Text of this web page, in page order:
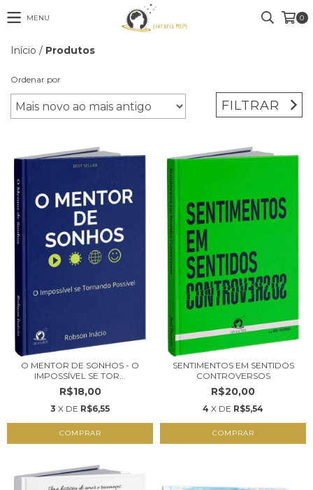
MENU 0
Início / Produtos
Ordenar por
FILTRAR
O MENTOR DE SONHOS - O
IMPOSSÍVEL SE TOR...
R$18,00
3 X DE R$6,55
COMPRAR
SENTIMENTOS EM SENTIDOS
CONTROVERSOS
R$20,00
4 X DE R$5,54
COMPRAR